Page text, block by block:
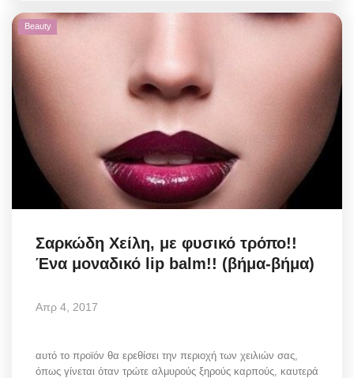
Beauty
Σαρκώδη Χείλη, με φυσικό τρόπο!!
Ένα μοναδικό lip balm!! (βήμα-βήμα)
Απρ 4, 2017
αυτό το προϊόν θα ερεθίσει την περιοχή των χειλιών σας,
όπως γίνεται όταν τρώτε αλμυρούς ξηρούς καρπούς, καυτερά